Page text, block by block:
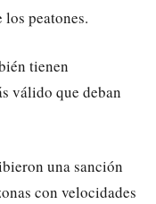
peatones.
tienen
válido que deban
una sanción
con velocidades